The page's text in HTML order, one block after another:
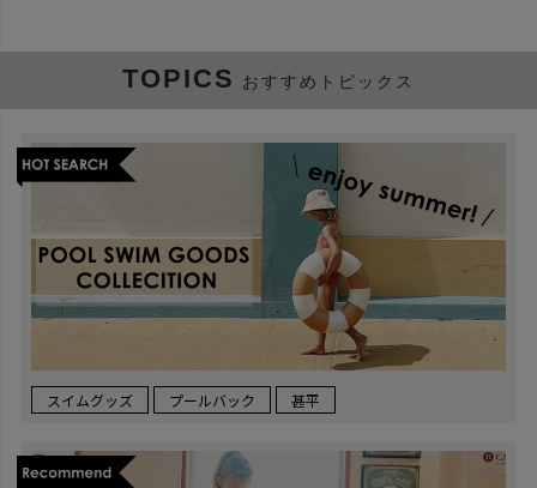
TOPICS おすすめトピックス
スイムグッズ プールバック 甚平